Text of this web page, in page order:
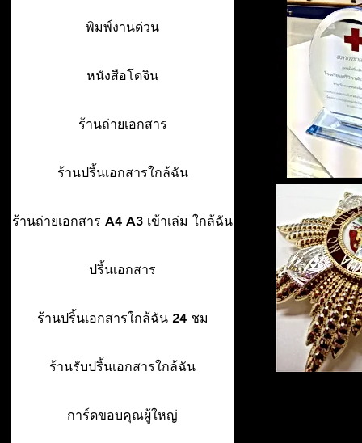
พิมพ์งานด่วน
หนังสือโดจิน
ร้านถ่ายเอกสาร
ร้านปริ้นเอกสารใกล้ฉัน
ร้านถ่ายเอกสาร A4 A3 เข้าเล่ม ใกล้ฉัน
ปริ้นเอกสาร
ร้านปริ้นเอกสารใกล้ฉัน 24 ชม
ร้านรับปริ้นเอกสารใกล้ฉัน
การ์ดขอบคุณผู้ใหญ่